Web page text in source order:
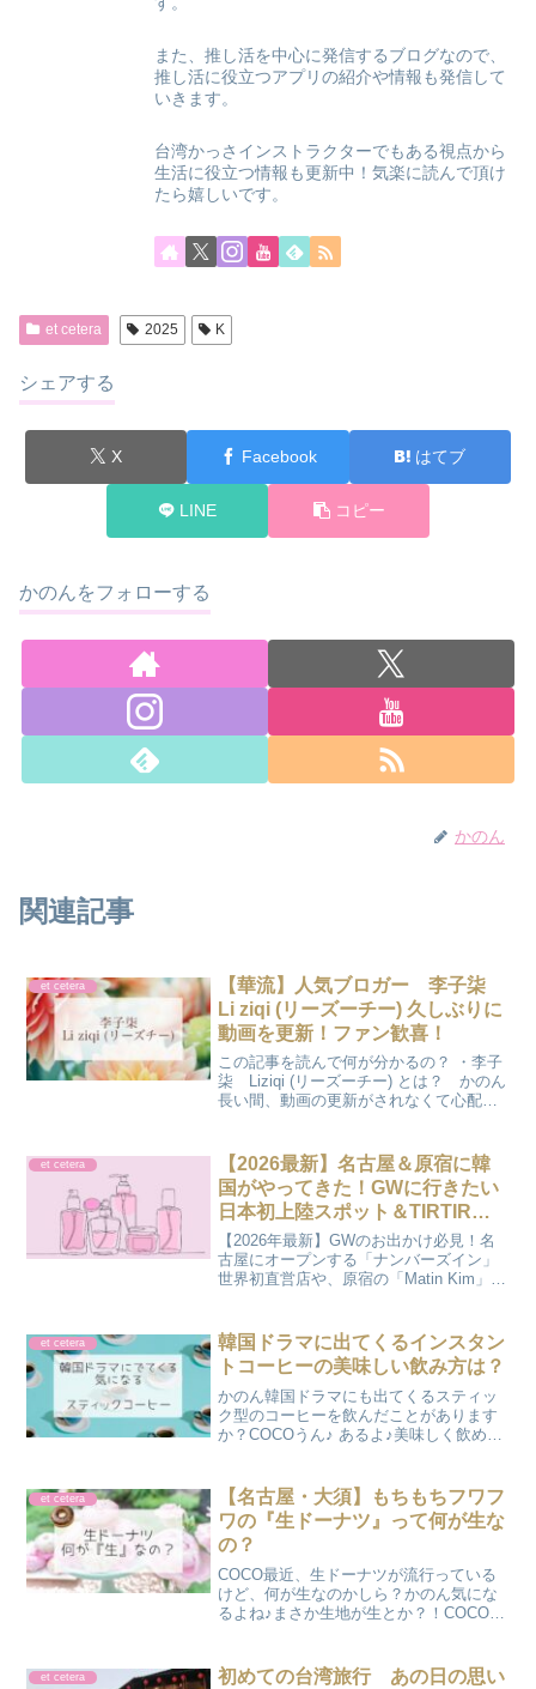
また、推し活を中心に発信するブログなので、
推し活に役立つアプリの紹介や情報も発信して
いきます。
台湾かっさインストラクターでもある視点から
生活に役立つ情報も更新中！気楽に読んで頂け
たら嬉しいです。
et cetera 2025 K
シェアする
X Facebook はてブ
LINE コピー
かのんをフォローする
かのん
関連記事
et cetera
【華流】人気ブロガー 李子柒
Li ziqi (リーズーチー) 久しぶりに
動画を更新！ファン歓喜！
この記事を読んで何が分かるの？ ・李子
柒 Liziqi (リーズーチー) とは？ かのん
長い間、動画の更新がされなくて心配し
が暖かくなるような作品ばかり♪ おかえ
り...
et cetera
【2026最新】名古屋＆原宿に韓
国がやってきた！GWに行きたい
日本初上陸スポット＆TIRTIRの
艶肌レビュー
【2026年最新】GWのお出かけ必見！名
古屋にオープンする「ナンバーズイン」
世界初直営店や、原宿の「Matin Kim」路
メッシュクッションの艶肌レビューもお
届けします。
et cetera
韓国ドラマに出てくるインスタン
トコーヒーの美味しい飲み方は？
かのん韓国ドラマにも出てくるスティッ
ク型のコーヒーを飲んだことがあります
か？COCOうん♪ あるよ♪美味しく飲める
ンスタントコーヒーが気になる？ ・
Maxim (マ...
et cetera
【名古屋・大須】もちもちフワフ
ワの『生ドーナツ』って何が生な
の？
COCO最近、生ドーナツが流行っている
けど、何が生なのかしら？かのん気にな
るよね♪まさか生地が生とか？！COCOさ
に行った感想なども話せるといいな♪ (名
et cetera
初めての台湾旅行 あの日の思い